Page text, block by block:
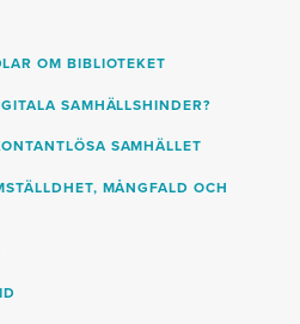
OM BIBLIOTEKET
SAMHÄLLSHINDER?
SAMHÄLLET
MÅNGFALD OCH